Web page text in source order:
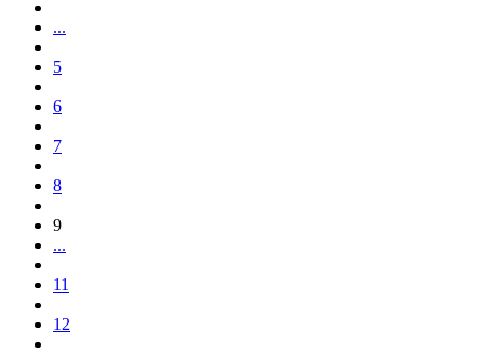
...
5
6
7
8
9
...
11
12